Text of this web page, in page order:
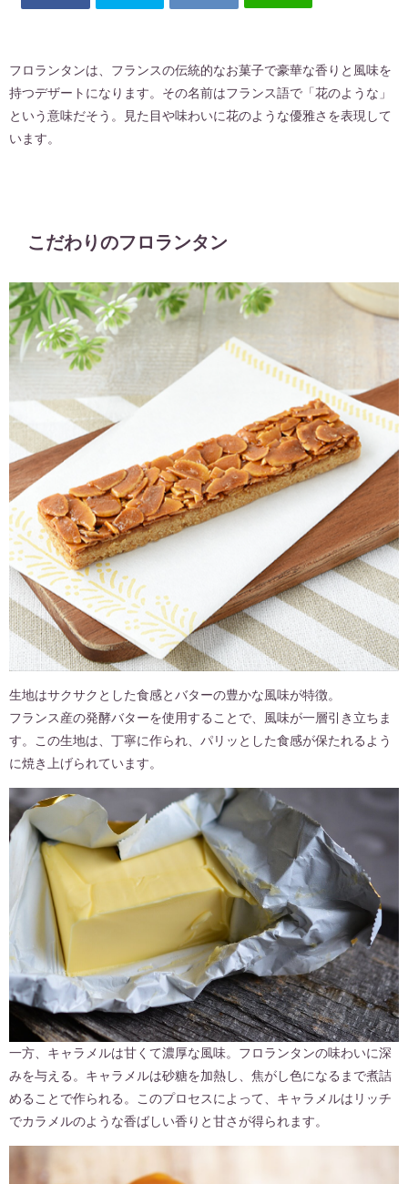
フロランタンは、フランスの伝統的なお菓子で豪華な香りと風味を
持つデザートになります。その名前はフランス語で「花のような」
という意味だそう。見た目や味わいに花のような優雅さを表現して
います。
こだわりのフロランタン
生地はサクサクとした食感とバターの豊かな風味が特徴。
フランス産の発酵バターを使用することで、風味が一層引き立ちま
す。この生地は、丁寧に作られ、パリッとした食感が保たれるよう
に焼き上げられています。
一方、キャラメルは甘くて濃厚な風味。フロランタンの味わいに深
みを与える。キャラメルは砂糖を加熱し、焦がし色になるまで煮詰
めることで作られる。このプロセスによって、キャラメルはリッチ
でカラメルのような香ばしい香りと甘さが得られます。